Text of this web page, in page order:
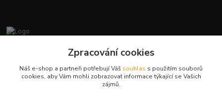
+420412384749
Zpracování cookies
Náš e-shop a partneři potřebují Váš souhlas s použitím souborů
cookies, aby Vám mohli zobrazovat informace týkající se Vašich
zájmů.